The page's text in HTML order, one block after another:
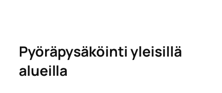
Pyöräpysäköinti yleisillä
alueilla